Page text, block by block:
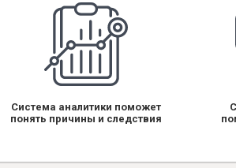
Система аналитики поможет
понять причины и следствия